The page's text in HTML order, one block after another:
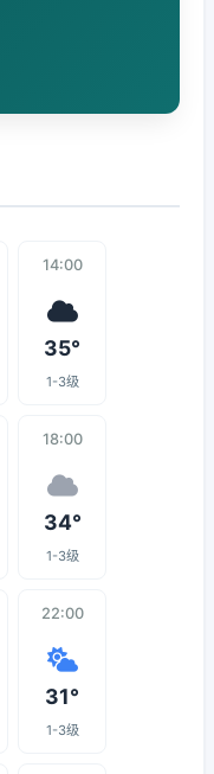
14:00
35°
1-3级
18:00
34°
1-3级
22:00
31°
1-3级